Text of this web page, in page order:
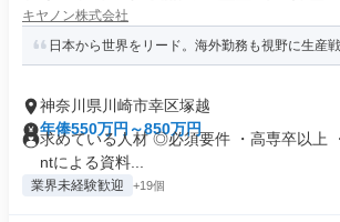
キヤノン株式会社
日本から世界をリード。海外勤務も視野に生産戦
神奈川県川崎市幸区塚越
年俸550万円～850万円
求めている人材 ◎必須要件 ・高専卒以上
ntによる資料...
業界未経験歓迎 +19個